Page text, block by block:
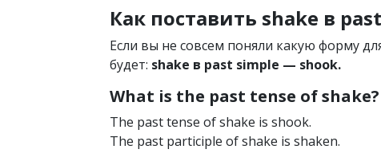
Как поставить shake в
Если вы не совсем поняли какую форму
будет: shake в past simple — shook.
What is the past tense of shake?
The past tense of shake is shook.
The past participle of shake is shaken.